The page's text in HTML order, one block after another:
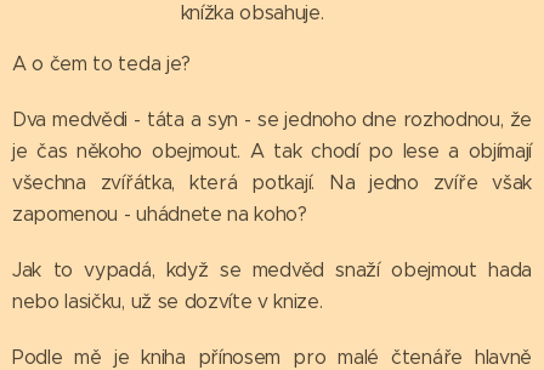
knížka obsahuje.
A o čem to teda je?
Dva medvědi - táta a syn - se jednoho dne rozhodnou, že
je čas někoho obejmout. A tak chodí po lese a objímají
všechna zvířátka, která potkají. Na jedno zvíře však
zapomenou - uhádnete na koho?
Jak to vypadá, když se medvěd snaží obejmout hada
nebo lasičku, už se dozvíte v knize.
Podle mě je kniha přínosem pro malé čtenáře hlavně